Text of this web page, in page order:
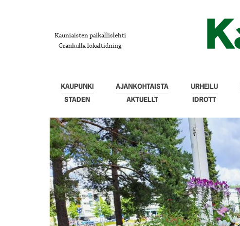
Kauniaisten paikallislehti
Grankulla lokaltidning
KAUPUNKI
STADEN
AJANKOHTAISTA
AKTUELLT
URHEILU
IDROTT